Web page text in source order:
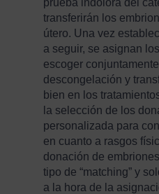
transferirán los
útero. Una vez
a seguir, se asignan
escoger
descongelación y
bien en los
la selección de los
personalizada para
en cuanto a rasgos
donación de
tipo de “matching” y
a la hora de la